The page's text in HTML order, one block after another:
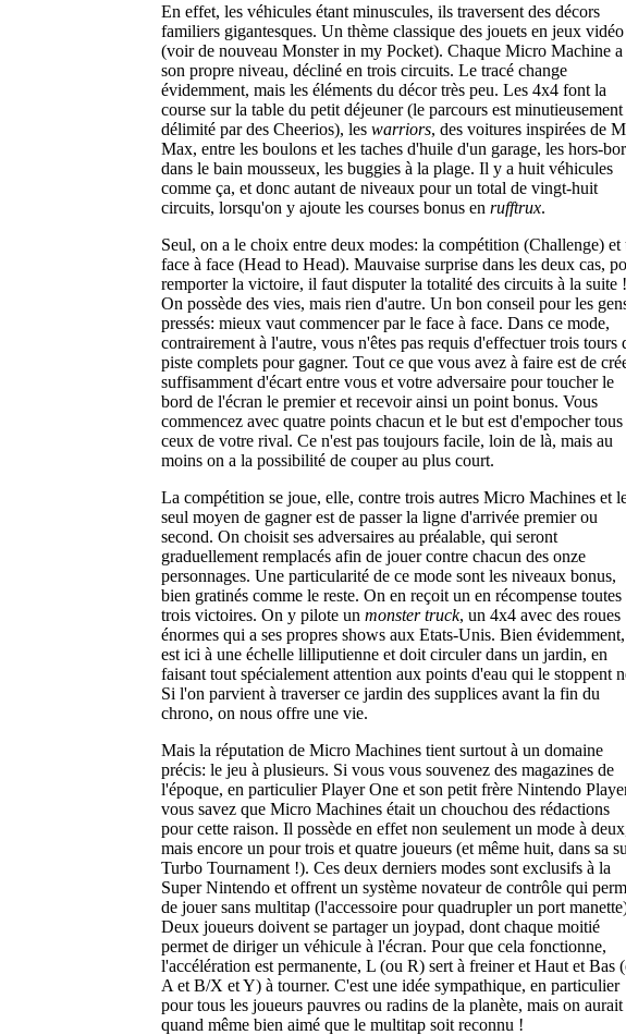
En effet, les véhicules étant minuscules, ils traversent des décors
familiers gigantesques. Un thème classique des jouets en jeux vidéo
(voir de nouveau Monster in my Pocket). Chaque Micro Machine a
son propre niveau, décliné en trois circuits. Le tracé change
évidemment, mais les éléments du décor très peu. Les 4x4 font la
course sur la table du petit déjeuner (le parcours est minutieusement
délimité par des Cheerios), les warriors, des voitures inspirées de
Max, entre les boulons et les taches d'huile d'un garage, les hors-
dans le bain mousseux, les buggies à la plage. Il y a huit véhicules
comme ça, et donc autant de niveaux pour un total de vingt-huit
circuits, lorsqu'on y ajoute les courses bonus en rufftrux.
Seul, on a le choix entre deux modes: la compétition (Challenge) et
face à face (Head to Head). Mauvaise surprise dans les deux cas,
remporter la victoire, il faut disputer la totalité des circuits à la suite !
On possède des vies, mais rien d'autre. Un bon conseil pour les
pressés: mieux vaut commencer par le face à face. Dans ce mode,
contrairement à l'autre, vous n'êtes pas requis d'effectuer trois tours
piste complets pour gagner. Tout ce que vous avez à faire est de
suffisamment d'écart entre vous et votre adversaire pour toucher le
bord de l'écran le premier et recevoir ainsi un point bonus. Vous
commencez avec quatre points chacun et le but est d'empocher tous
ceux de votre rival. Ce n'est pas toujours facile, loin de là, mais au
moins on a la possibilité de couper au plus court.
La compétition se joue, elle, contre trois autres Micro Machines et
seul moyen de gagner est de passer la ligne d'arrivée premier ou
second. On choisit ses adversaires au préalable, qui seront
graduellement remplacés afin de jouer contre chacun des onze
personnages. Une particularité de ce mode sont les niveaux bonus,
bien gratinés comme le reste. On en reçoit un en récompense toutes
trois victoires. On y pilote un monster truck, un 4x4 avec des roues
énormes qui a ses propres shows aux Etats-Unis. Bien
est ici à une échelle lilliputienne et doit circuler dans un jardin, en
faisant tout spécialement attention aux points d'eau qui le stoppent
Si l'on parvient à traverser ce jardin des supplices avant la fin du
chrono, on nous offre une vie.
Mais la réputation de Micro Machines tient surtout à un domaine
précis: le jeu à plusieurs. Si vous vous souvenez des magazines de
l'époque, en particulier Player One et son petit frère Nintendo
vous savez que Micro Machines était un chouchou des rédactions
pour cette raison. Il possède en effet non seulement un mode à
mais encore un pour trois et quatre joueurs (et même huit, dans sa
Turbo Tournament !). Ces deux derniers modes sont exclusifs à la
Super Nintendo et offrent un système novateur de contrôle qui
de jouer sans multitap (l'accessoire pour quadrupler un port
Deux joueurs doivent se partager un joypad, dont chaque moitié
permet de diriger un véhicule à l'écran. Pour que cela fonctionne,
l'accélération est permanente, L (ou R) sert à freiner et Haut et Bas
A et B/X et Y) à tourner. C'est une idée sympathique, en particulier
pour tous les joueurs pauvres ou radins de la planète, mais on aurait
quand même bien aimé que le multitap soit reconnu !